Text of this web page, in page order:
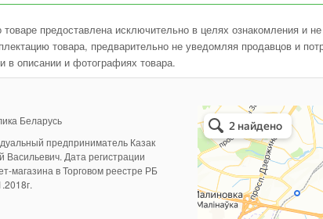
предоставлена исключительно в целях ознакомления и
товара, предварительно не уведомляя продавцов и
в описании и фотографиях товара.
Беларусь
предприниматель Казак
Васильевич. Дата регистрации
магазина в Торговом реестре РБ